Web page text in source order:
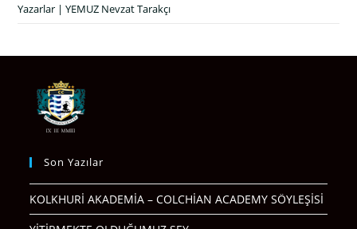
Yazarlar | YEMUZ Nevzat Tarakçı
Son Yazılar
KOLKHURİ AKADEMİA – COLCHİAN ACADEMY SÖYLEŞİSİ